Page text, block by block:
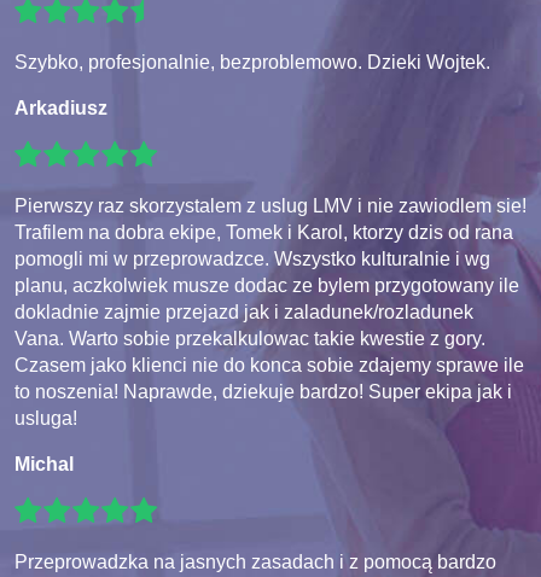
Szybko, profesjonalnie, bezproblemowo. Dzieki Wojtek.
Arkadiusz
Pierwszy raz skorzystalem z uslug LMV i nie zawiodlem sie!
Trafilem na dobra ekipe, Tomek i Karol, ktorzy dzis od rana
pomogli mi w przeprowadzce. Wszystko kulturalnie i wg
planu, aczkolwiek musze dodac ze bylem przygotowany ile
dokladnie zajmie przejazd jak i zaladunek/rozladunek
Vana. Warto sobie przekalkulowac takie kwestie z gory.
Czasem jako klienci nie do konca sobie zdajemy sprawe ile
to noszenia! Naprawde, dziekuje bardzo! Super ekipa jak i
usluga!
Michal
Przeprowadzka na jasnych zasadach i z pomocą bardzo